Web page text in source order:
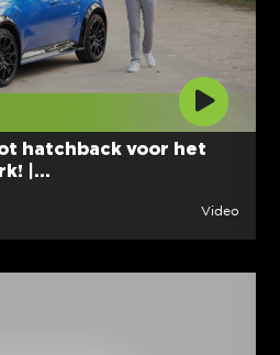
hatchback voor het
|...
Video